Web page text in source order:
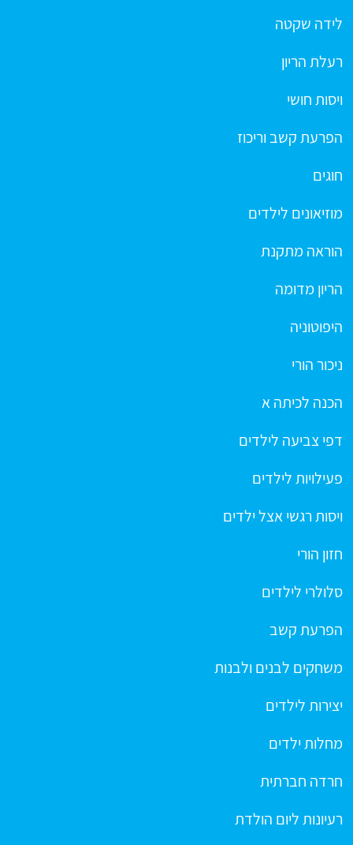
לידה שקטה
רעלת הריון
ויסות חושי
הפרעת קשב וריכוז
חוגים
מוזיאונים לילדים
הוראה מתקנת
הריון מדומה
היפוטוניה
ניכור הורי
הכנה לכיתה א
דפי צביעה לילדים
פעילויות לילדים
ויסות רגשי אצל ילדים
חזון הורי
סלולרי לילדים
הפרעת קשב
משחקים לבנים ולבנות
יצירות לילדים
מחלות ילדים
חרדה חברתית
רעיונות ליום הולדת